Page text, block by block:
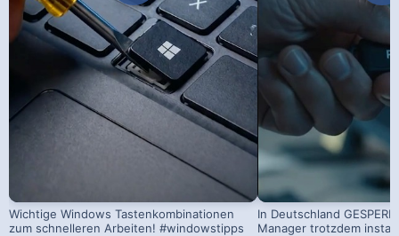
Wichtige Windows Tastenkombinationen
zum schnelleren Arbeiten! #windowstipps
In Deutschland
Manager trotzdem